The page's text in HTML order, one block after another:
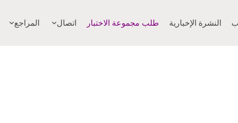
المراجع اتصال طلب مجموعة الاختبار النشرة الإخبارية